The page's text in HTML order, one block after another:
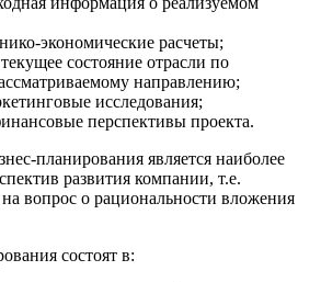
экономические расчеты;
состояние отрасли по
направлению;
исследования;
перспективы проекта.
планирования является наиболее
развития компании, т.е.
вопрос о рациональности вложения
состоят в: